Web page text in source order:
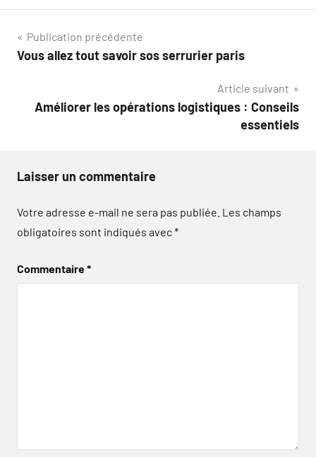
Navigation
de
Publication précédente
Vous allez tout savoir sos serrurier paris
Article suivant
Améliorer les opérations logistiques : Conseils
essentiels
Laisser un commentaire
Votre adresse e-mail ne sera pas publiée. Les champs
obligatoires sont indiqués avec*
Commentaire*